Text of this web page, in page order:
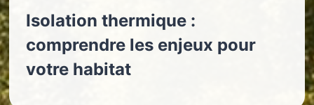
Isolation thermique :
comprendre les enjeux pour
votre habitat